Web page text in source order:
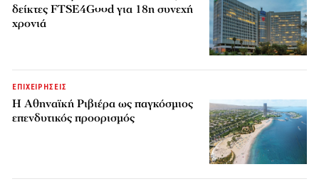
δείκτες FTSE4Good για 18η συνεχή
χρονιά
ΕΠΙΧΕΙΡΗΣΕΙΣ
Η Αθηναϊκή Ριβιέρα ως παγκόσμιος
επενδυτικός προορισμός